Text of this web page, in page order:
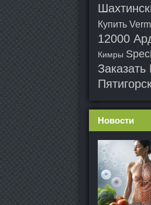
Купить
12000
Кимры
Новости